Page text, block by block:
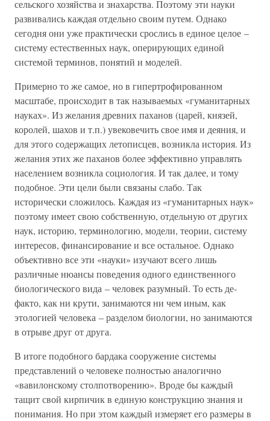
сельского хозяйства и знахарства. Поэтому эти науки
развивались каждая отдельно своим путем. Однако
сегодня они уже практически срослись в единое целое –
систему естественных наук, оперирующих единой
системой терминов, понятий и моделей.
Примерно то же самое, но в гипертрофированном
масштабе, происходит в так называемых «гуманитарных
науках». Из желания древних паханов (царей, князей,
королей, шахов и т.п.) увековечить свое имя и деяния, и
для этого содержащих летописцев, возникла история. Из
желания этих же паханов более эффективно управлять
населением возникла социология. И так далее, и тому
подобное. Эти цели были связаны слабо. Так
исторически сложилось. Каждая из «гуманитарных наук»
поэтому имеет свою собственную, отдельную от других
наук, историю, терминологию, модели, теории, систему
интересов, финансирование и все остальное. Однако
объективно все эти «науки» изучают всего лишь
различные нюансы поведения одного единственного
биологического вида – человек разумный. То есть де-
факто, как ни крути, занимаются ни чем иным, как
этологией человека – разделом биологии, но занимаются
в отрыве друг от друга.
В итоге подобного бардака сооружение системы
представлений о человеке полностью аналогично
«вавилонскому столпотворению». Вроде бы каждый
тащит свой кирпичик в единую конструкцию знания и
понимания. Но при этом каждый измеряет его размеры в